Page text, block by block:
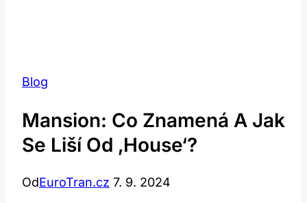
Blog
Mansion: Co Znamená A Jak
Se Liší Od ‚House‘?
OdEuroTran.cz 7. 9. 2024